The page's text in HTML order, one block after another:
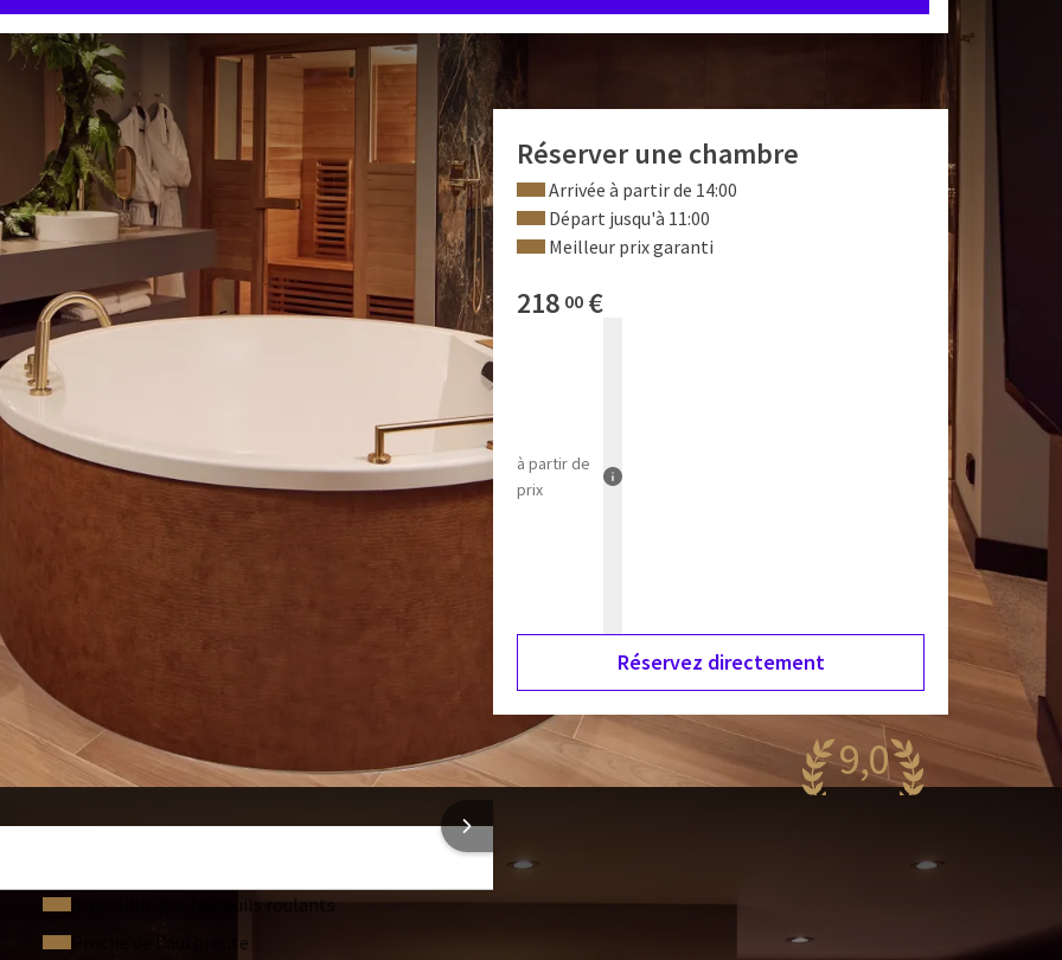
imaginerez dans la jungle parmi toutes les plantes et la
à remous double ou profiter de l'eau chaude dans la douche
devenez totalement zen dans le double sauna. La salle
un beau mur végétal et des toilettes séparées. Des
et d'un minibar bien rempli. La suite comprend
vous permettent de diffuser vos propres séries depuis
rechargé.
une caution lors de l'enregistrement dans l'une
par carte bancaire ou par autorisation de carte de crédit.
points avant la restitution de la caution.
d'allumer des bougies, de l'encens, etc. en raison des
autorisés dans cette chambre. Voulez-vous passer la
INSTALLATIONS
Toilettes séparées
pantoufles
Double averse
Double vasque
Réserver une chambre
Arrivée à partir de 14:00
Départ jusqu'à 11:00
Meilleur prix garanti
218 00 €
à partir de
prix
Réservez directement
9,0
Magnifique
485 reviews
Accessible aux fauteuils roulants
Proche de l'autoroute